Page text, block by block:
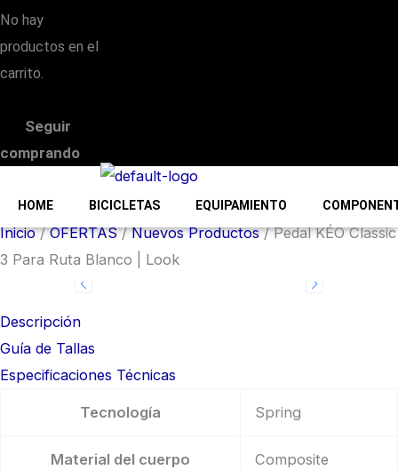
No hay
productos en el
carrito.
Seguir
comprando
HOME BICICLETAS EQUIPAMIENTO
Inicio/OFERTAS/Nuevos Productos/ Pedal KÉO Classic
3 Para Ruta Blanco | Look
Descripción
Guía de Tallas
Especificaciones Técnicas
Tecnología Spring
Material del cuerpo Composite